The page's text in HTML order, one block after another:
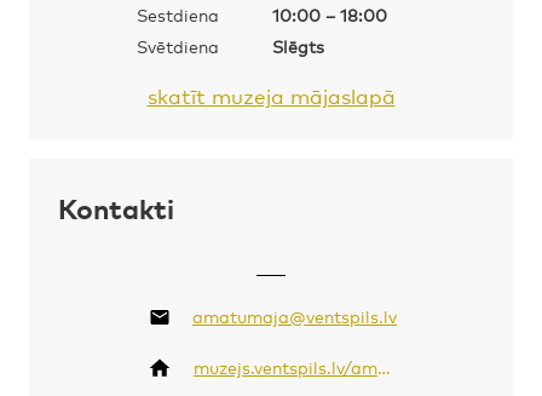
Sestdiena
10:00 – 18:00
Svētdiena
Slēgts
skatīt muzeja mājaslapā
Kontakti
amatumaja@ventspils.lv
muzejs.ventspils.lv/amatu-maja/